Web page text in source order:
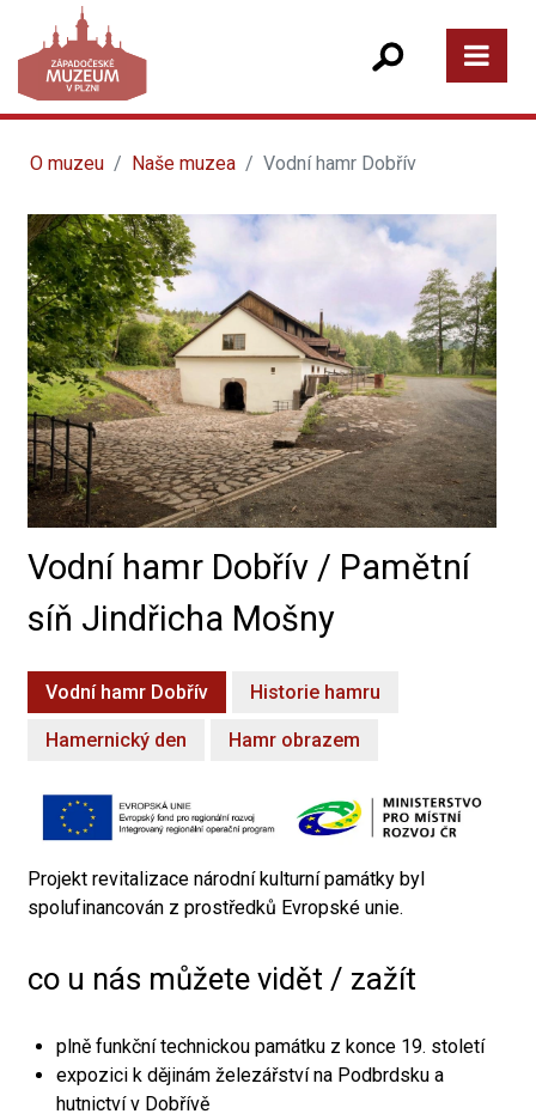
O muzeu Naše muzea Vodní hamr Dobřív
Vodní hamr Dobřív / Pamětní
síň Jindřicha Mošny
Vodní hamr Dobřív Historie hamru
Hamernický den Hamr obrazem
Projekt revitalizace národní kulturní památky byl
spolufinancován z prostředků Evropské unie.
co u nás můžete vidět / zažít
plně funkční technickou památku z konce 19. století
expozici k dějinám železářství na Podbrdsku a
hutnictví v Dobřívě